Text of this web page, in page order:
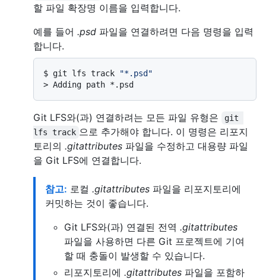
할 파일 확장명 이름을 입력합니다.
예를 들어 .psd 파일을 연결하려면 다음 명령을 입력
합니다.
$ git lfs track
"*.psd"
> Adding path *.psd
Git LFS와(과) 연결하려는 모든 파일 유형은
git
lfs track 으로 추가해야 합니다. 이 명령은 리포지
토리의 .gitattributes 파일을 수정하고 대용량 파일
을 Git LFS에 연결합니다.
참고: 로컬 .gitattributes 파일을 리포지토리에
커밋하는 것이 좋습니다.
Git LFS와(과) 연결된 전역 .gitattributes
파일을 사용하면 다른 Git 프로젝트에 기여
할 때 충돌이 발생할 수 있습니다.
리포지토리에 .gitattributes 파일을 포함하